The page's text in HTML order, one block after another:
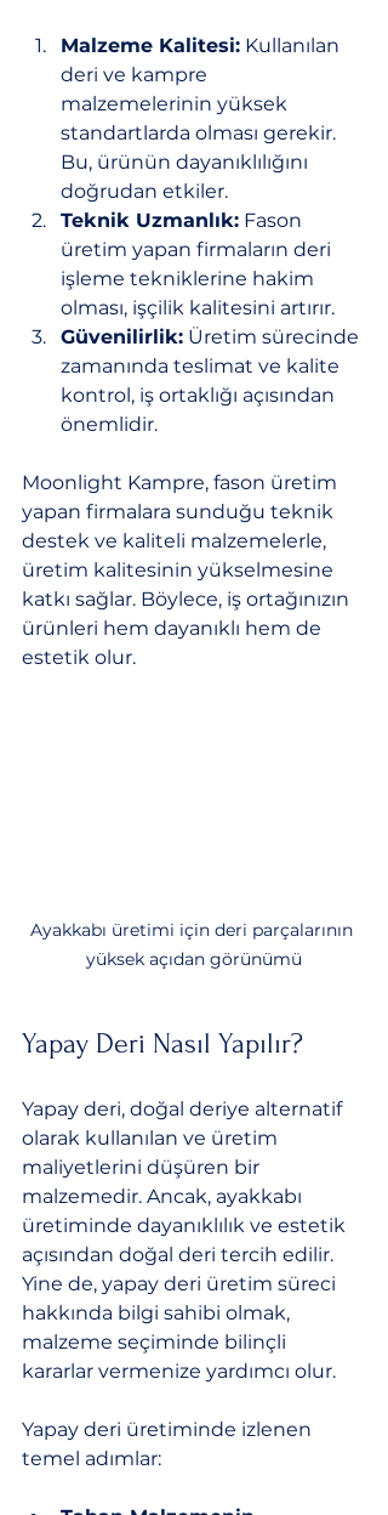
Malzeme Kalitesi: Kullanılan
deri ve kampre
malzemelerinin yüksek
standartlarda olması gerekir.
Bu, ürünün dayanıklılığını
doğrudan etkiler.
Teknik Uzmanlık: Fason
üretim yapan firmaların deri
işleme tekniklerine hakim
olması, işçilik kalitesini artırır.
Güvenilirlik: Üretim sürecinde
zamanında teslimat ve kalite
kontrol, iş ortaklığı açısından
önemlidir.
Moonlight Kampre, fason üretim
yapan firmalara sunduğu teknik
destek ve kaliteli malzemelerle,
üretim kalitesinin yükselmesine
katkı sağlar. Böylece, iş ortağınızın
ürünleri hem dayanıklı hem de
estetik olur.
Ayakkabı üretimi için deri parçalarının
yüksek açıdan görünümü
Yapay Deri Nasıl Yapılır?
Yapay deri, doğal deriye alternatif
olarak kullanılan ve üretim
maliyetlerini düşüren bir
malzemedir. Ancak, ayakkabı
üretiminde dayanıklılık ve estetik
açısından doğal deri tercih edilir.
Yine de, yapay deri üretim süreci
hakkında bilgi sahibi olmak,
malzeme seçiminde bilinçli
kararlar vermenize yardımcı olur.
Yapay deri üretiminde izlenen
temel adımlar: